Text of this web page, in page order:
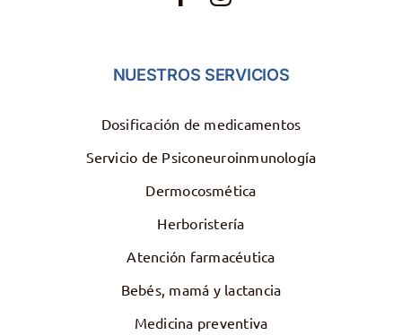
NUESTROS SERVICIOS
Dosificación de medicamentos
Servicio de Psiconeuroinmunología
Dermocosmética
Herboristería
Atención farmacéutica
Bebés, mamá y lactancia
Medicina preventiva